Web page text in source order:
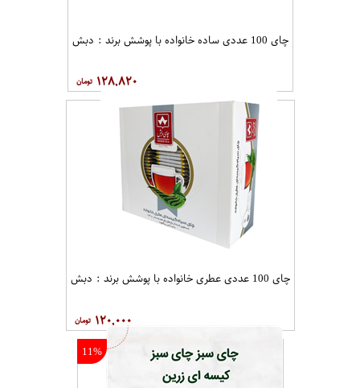
چای 100 عددی ساده خانواده با پوشش برند : دبش
۱۲۸,۸۲۰
چای 100 عددی عطری خانواده با پوشش برند : دبش
۱۲۰,۰۰۰
11%